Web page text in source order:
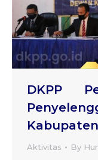
DKPP
Aktivitas By